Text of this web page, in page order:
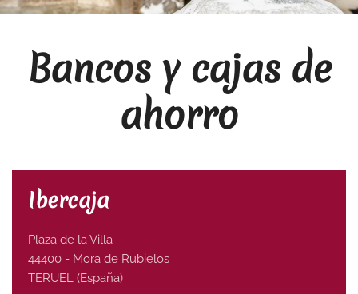
Bancos y cajas de
ahorro
Ibercaja
Plaza de la Villa
44400 - Mora de Rubielos
TERUEL (España)